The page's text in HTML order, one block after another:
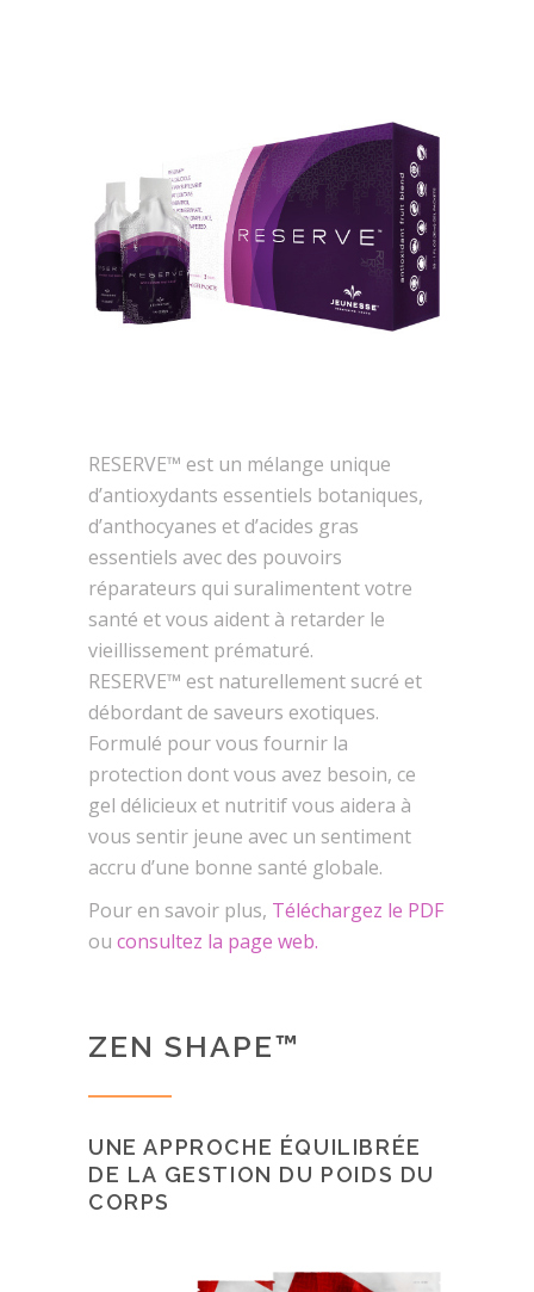
RESERVE™ est un mélange unique
d’antioxydants essentiels botaniques,
d’anthocyanes et d’acides gras
essentiels avec des pouvoirs
réparateurs qui suralimentent votre
santé et vous aident à retarder le
vieillissement prématuré.
RESERVE™ est naturellement sucré et
débordant de saveurs exotiques.
Formulé pour vous fournir la
protection dont vous avez besoin, ce
gel délicieux et nutritif vous aidera à
vous sentir jeune avec un sentiment
accru d’une bonne santé globale.
Pour en savoir plus, Téléchargez le PDF
ou consultez la page web.
ZEN SHAPE™
UNE APPROCHE ÉQUILIBRÉE
DE LA GESTION DU POIDS DU
CORPS